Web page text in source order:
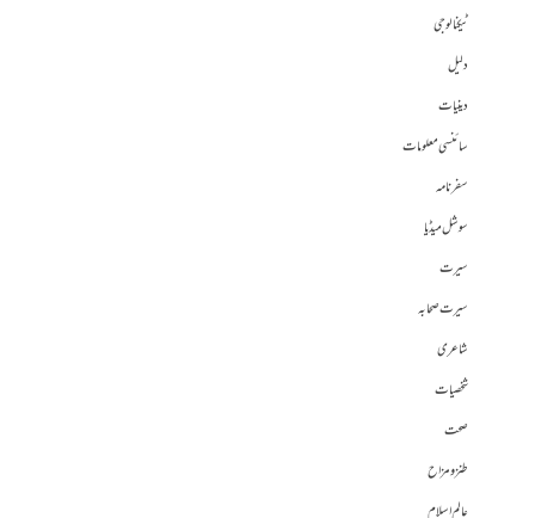
ٹیکنالوجی
دلیل
دینیات
سائنسی معلومات
سفرنامہ
سوشل میڈیا
سیرت
سیرت صحابہ
شاعری
شخصیات
صحت
طنز و مزاح